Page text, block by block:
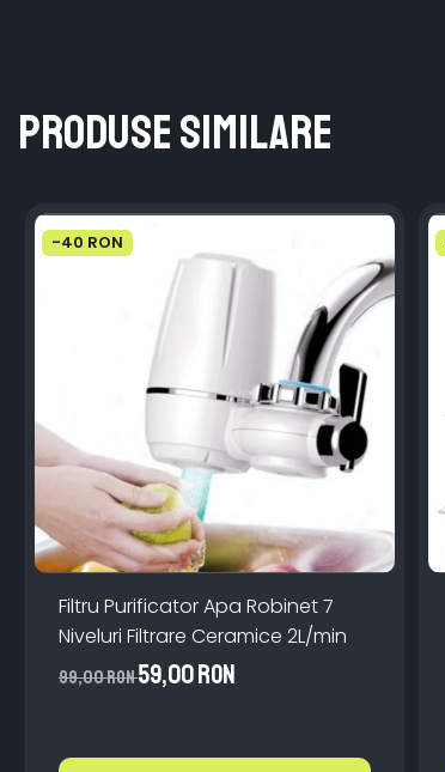
Produse similare
-40 RON
Filtru Purificator Apa Robinet 7
Niveluri Filtrare Ceramice 2L/min
99,00 RON59,00 RON